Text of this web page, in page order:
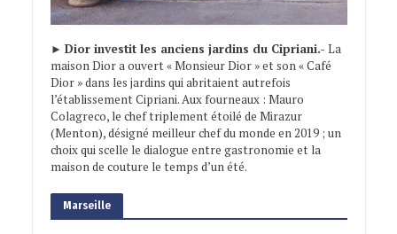
► Dior investit les anciens jardins du Cipriani.- La
maison Dior a ouvert « Monsieur Dior » et son « Café
Dior » dans les jardins qui abritaient autrefois
l’établissement Cipriani. Aux fourneaux : Mauro
Colagreco, le chef triplement étoilé de Mirazur
(Menton), désigné meilleur chef du monde en 2019 ; un
choix qui scelle le dialogue entre gastronomie et la
maison de couture le temps d’un été.
Marseille